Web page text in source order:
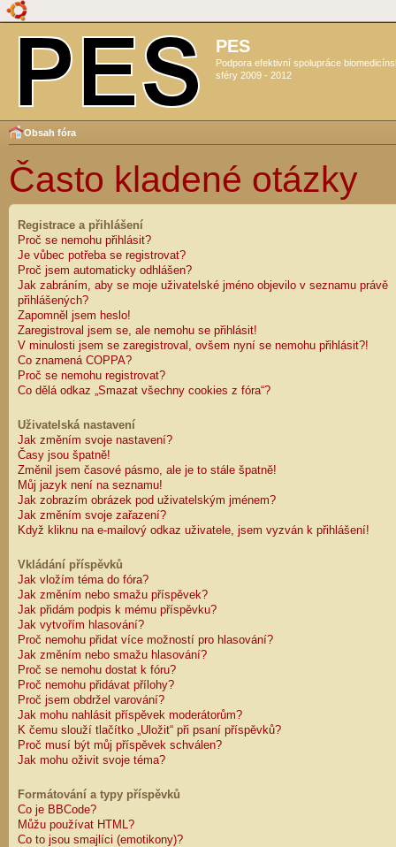
PES
Podpora efektivní spolupráce
sféry 2009 - 2012
Obsah fóra
Často kladené otázky
Registrace a přihlášení
Proč se nemohu přihlásit?
Je vůbec potřeba se registrovat?
Proč jsem automaticky odhlášen?
Jak zabráním, aby se moje uživatelské jméno objevilo v seznamu právě
přihlášených?
Zapomněl jsem heslo!
Zaregistroval jsem se, ale nemohu se přihlásit!
V minulosti jsem se zaregistroval, ovšem nyní se nemohu přihlásit?!
Co znamená COPPA?
Proč se nemohu registrovat?
Co dělá odkaz „Smazat všechny cookies z fóra“?
Uživatelská nastavení
Jak změním svoje nastavení?
Časy jsou špatně!
Změnil jsem časové pásmo, ale je to stále špatně!
Můj jazyk není na seznamu!
Jak zobrazím obrázek pod uživatelským jménem?
Jak změním svoje zařazení?
Když kliknu na e-mailový odkaz uživatele, jsem vyzván k přihlášení!
Vkládání příspěvků
Jak vložím téma do fóra?
Jak změním nebo smažu příspěvek?
Jak přidám podpis k mému příspěvku?
Jak vytvořím hlasování?
Proč nemohu přidat více možností pro hlasování?
Jak změním nebo smažu hlasování?
Proč se nemohu dostat k fóru?
Proč nemohu přidávat přílohy?
Proč jsem obdržel varování?
Jak mohu nahlásit příspěvek moderátorům?
K čemu slouží tlačítko „Uložit“ při psaní příspěvků?
Proč musí být můj příspěvek schválen?
Jak mohu oživit svoje téma?
Formátování a typy příspěvků
Co je BBCode?
Můžu používat HTML?
Co to jsou smajlíci (emotikony)?